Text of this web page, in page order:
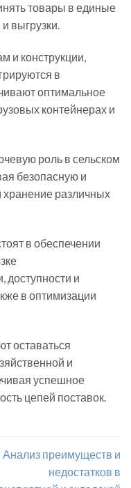
товары в единые
выгрузки.
и конструкции,
в
оптимальное
контейнерах и
роль в сельском
безопасную и
различных
в обеспечении
доступности и
в оптимизации
оставаться
и
успешное
цепей поставок.
Анализ преимуществ и
недостатков в